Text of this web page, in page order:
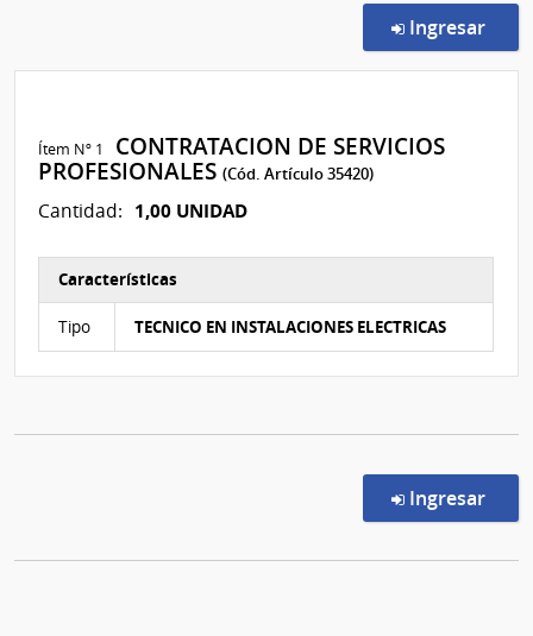
Ingresar
Ítem Nº 1
CONTRATACION DE SERVICIOS
PROFESIONALES(Cód. Artículo 35420)
Cantidad: 1,00 UNIDAD
Características
Tipo TECNICO EN INSTALACIONES ELECTRICAS
Ingresar